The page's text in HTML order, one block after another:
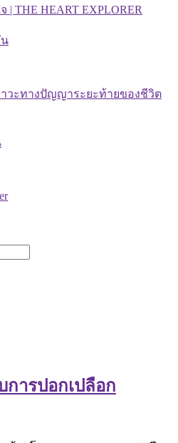
| THE HEART EXPLORER
น
วะทางปัญญาระยะท้ายของชีวิต
ารปอกเปลือก